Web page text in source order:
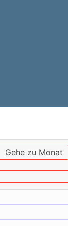
Gehe zu Monat